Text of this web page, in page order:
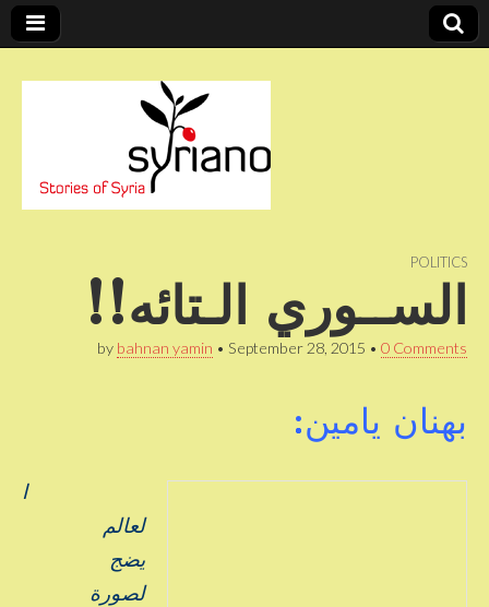
syriano POLITICS
الســوري الـتائه!!
by bahnan yamin • September 28, 2015 • 0 Comments
بهنان يامين:
ا
لعالم
يضج
لصورة